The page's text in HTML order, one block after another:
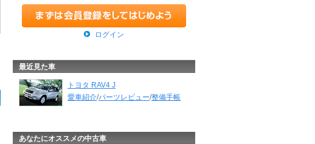
ログイン
最近見た車
トヨタ RAV4 J
愛車紹介/パーツレビュー/整備手帳
あなたにオススメの中古車